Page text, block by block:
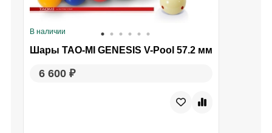
В наличии
Шары TAO-MI GENESIS V-Pool 57.2 мм
6 600 ₽